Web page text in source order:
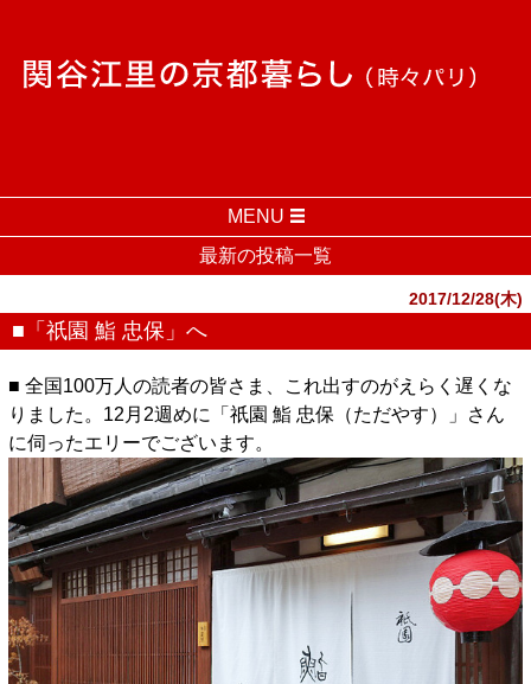
MENU
最新の投稿一覧
2017/12/28(木)
■「祇園 鮨 忠保」へ
■ 全国100万人の読者の皆さま、これ出すのがえらく遅くな
りました。12月2週めに「祇園 鮨 忠保（ただやす）」さん
に伺ったエリーでございます。